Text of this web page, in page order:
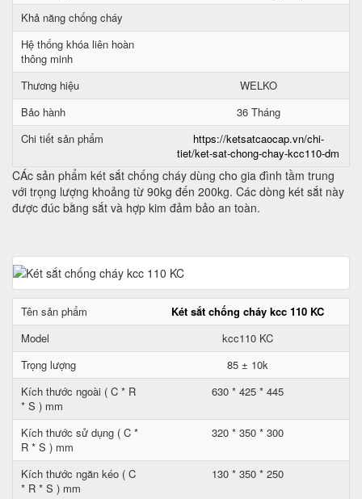
Khả năng chống cháy
Hệ thống khóa liên hoàn
thông minh
Thương hiệu
WELKO
Bảo hành
36 Tháng
Chi tiết sản phẩm
https://ketsatcaocap.vn/chi-
tiet/ket-sat-chong-chay-kcc110-dm
CÁc sản phẩm két sắt chống cháy dùng cho gia đình tầm trung
với trọng lượng khoảng từ 90kg đến 200kg. Các dòng két sắt này
được đúc bằng sắt và hợp kim đảm bảo an toàn.
Tên sản phẩm
Két sắt chống cháy kcc 110 KC
Model
kcc110 KC
Trọng lượng
85 ± 10k
Kích thước ngoài ( C * R
* S ) mm
630 * 425 * 445
Kích thước sử dụng ( C *
R * S ) mm
320 * 350 * 300
Kích thước ngăn kéo ( C
* R * S ) mm
130 * 350 * 250